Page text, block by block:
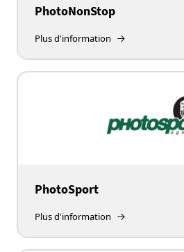
PhotoNonStop
Plus d'information
PhotoSport
Plus d'information